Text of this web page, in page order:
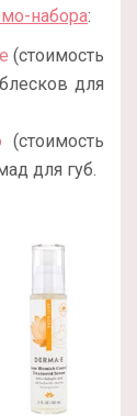
набора:
(стоимость
для
(стоимость
для губ.